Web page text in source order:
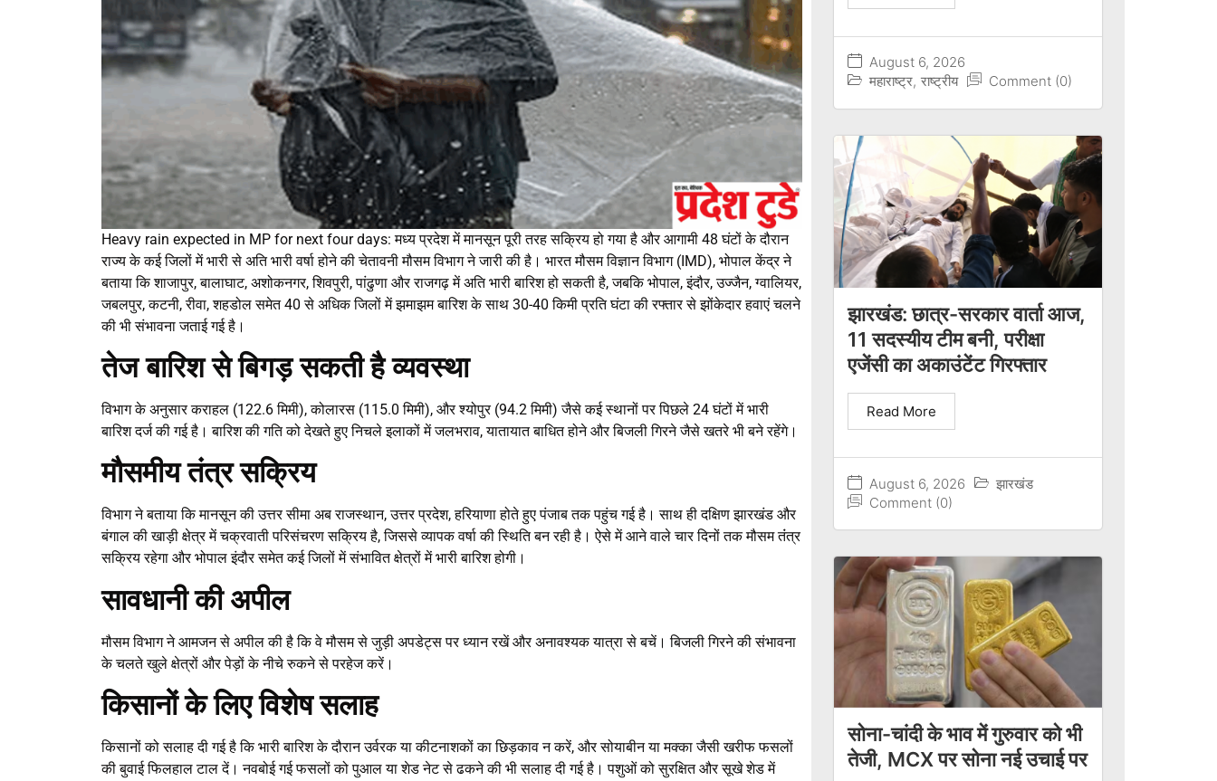
Heavy rain expected in MP for next four days: मध्य प्रदेश में मानसून पूरी तरह सक्रिय हो गया है और आगामी 48 घंटों के दौरान
राज्य के कई जिलों में भारी से अति भारी वर्षा होने की चेतावनी मौसम विभाग ने जारी की है। भारत मौसम विज्ञान विभाग (IMD), भोपाल केंद्र ने
बताया कि शाजापुर, बालाघाट, अशोकनगर, शिवपुरी, पांढुणा और राजगढ़ में अति भारी बारिश हो सकती है, जबकि भोपाल, इंदौर, उज्जैन, ग्वालियर,
जबलपुर, कटनी, रीवा, शहडोल समेत 40 से अधिक जिलों में झमाझम बारिश के साथ 30-40 किमी प्रति घंटा की रफ्तार से झोंकेदार हवाएं चलने
की भी संभावना जताई गई है।
तेज बारिश से बिगड़ सकती है व्यवस्था
विभाग के अनुसार कराहल (122.6 मिमी), कोलारस (115.0 मिमी), और श्योपुर (94.2 मिमी) जैसे कई स्थानों पर पिछले 24 घंटों में भारी
बारिश दर्ज की गई है। बारिश की गति को देखते हुए निचले इलाकों में जलभराव, यातायात बाधित होने और बिजली गिरने जैसे खतरे भी बने रहेंगे।
मौसमीय तंत्र सक्रिय
विभाग ने बताया कि मानसून की उत्तर सीमा अब राजस्थान, उत्तर प्रदेश, हरियाणा होते हुए पंजाब तक पहुंच गई है। साथ ही दक्षिण झारखंड और
बंगाल की खाड़ी क्षेत्र में चक्रवाती परिसंचरण सक्रिय है, जिससे व्यापक वर्षा की स्थिति बन रही है। ऐसे में आने वाले चार दिनों तक मौसम तंंत्र
सक्रिय रहेगा और भोपाल इंदौर समेत कई जिलों में संभावित क्षेत्रों में भारी बारिश होगी।
सावधानी की अपील
मौसम विभाग ने आमजन से अपील की है कि वे मौसम से जुड़ी अपडेट्स पर ध्यान रखें और अनावश्यक यात्रा से बचें। बिजली गिरने की संभावना
के चलते खुले क्षेत्रों और पेड़ों के नीचे रुकने से परहेज करें।
किसानों के लिए विशेष सलाह
किसानों को सलाह दी गई है कि भारी बारिश के दौरान उर्वरक या कीटनाशकों का छिड़काव न करें, और सोयाबीन या मक्का जैसी खरीफ फसलों
की बुवाई फिलहाल टाल दें। नवबोई गई फसलों को पुआल या शेड नेट से ढकने की भी सलाह दी गई है। पशुओं को सुरक्षित और सूखे शेड में
August 6, 2026
महाराष्ट्र, राष्ट्रीय Comment (0)
झारखंड: छात्र-सरकार वार्ता आज,
11 सदस्यीय टीम बनी, परीक्षा
एजेंसी का अकाउंटेंट गिरफ्तार
August 6, 2026
झारखंड
Comment (0)
Read More
सोना-चांदी के भाव में गुरुवार को भी
तेजी, MCX पर सोना नई उचाई पर